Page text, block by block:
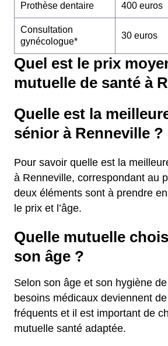
Prothèse dentaire 400 euros
Consultation
gynécologue*
30 euros
Quel est le prix
mutuelle de santé à
Quelle est la
sénior à Renneville ?
Pour savoir quelle est la
à Renneville, correspondant au
deux éléments sont à prendre
le prix et l’âge.
Quelle mutuelle
son âge ?
Selon son âge et son hygiène
besoins médicaux deviennent
fréquents et il est important de
mutuelle santé adaptée.